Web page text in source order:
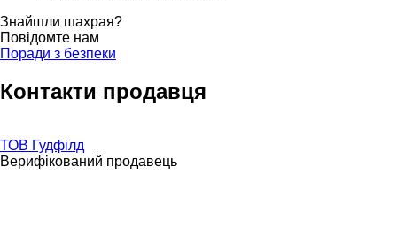
Знайшли шахрая?
Повідомте нам
Поради з безпеки
Контакти продавця
ТОВ Гудфілд
Верифікований продавець